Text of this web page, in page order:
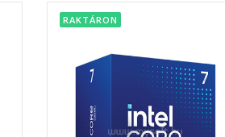
RAKTÁRON